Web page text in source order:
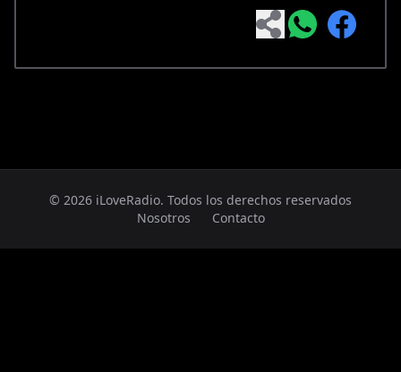
© 2026 iLoveRadio. Todos los derechos reservados
Nosotros
Contacto